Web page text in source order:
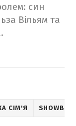
син
Вільям та
СІМ'Я SHOWBIZ